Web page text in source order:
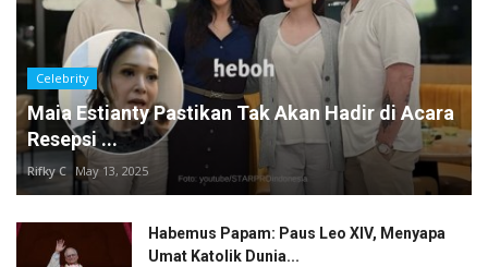
Celebrity
Maia Estianty Pastikan Tak Akan Hadir di Acara
Resepsi ...
Rifky C May 13, 2025
Habemus Papam: Paus Leo XIV, Menyapa
Umat Katolik Dunia...